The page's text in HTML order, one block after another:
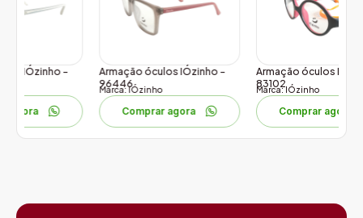
Armação óculos IÓzinho –
Marca: IÓzinho
Comprar agora
Armação óculos IÓzinho –
Marca: IÓzinho
Comprar agora